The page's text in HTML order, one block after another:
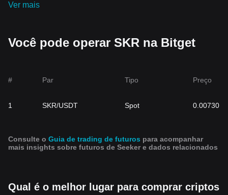
Ver mais
Você pode operar SKR na Bitget
# Par Tipo Preço
1 SKR/USDT Spot 0.007301
Consulte o Guia de trading de futuros para acompanhar
mais insights sobre futuros de Seeker e dados relacionados
Qual é o melhor lugar para comprar criptos